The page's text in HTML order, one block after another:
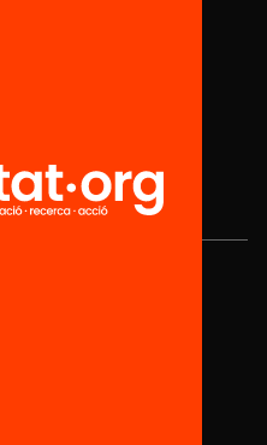
el HUB Social